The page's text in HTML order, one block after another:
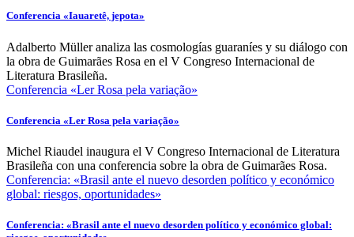
Conferencia «Iauaretê, jepota»
Adalberto Müller analiza las cosmologías guaraníes y su diálogo con
la obra de Guimarães Rosa en el V Congreso Internacional de
Literatura Brasileña.
Conferencia «Ler Rosa pela variação»
Conferencia «Ler Rosa pela variação»
Michel Riaudel inaugura el V Congreso Internacional de Literatura
Brasileña con una conferencia sobre la obra de Guimarães Rosa.
Conferencia: «Brasil ante el nuevo desorden político y económico
global: riesgos, oportunidades»
Conferencia: «Brasil ante el nuevo desorden político y económico global: